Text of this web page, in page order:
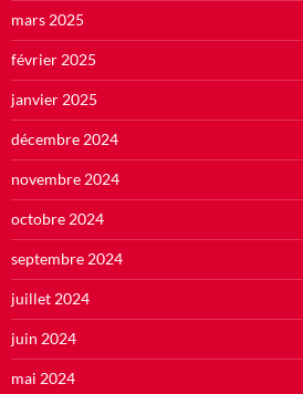
mars 2025
février 2025
janvier 2025
décembre 2024
novembre 2024
octobre 2024
septembre 2024
juillet 2024
juin 2024
mai 2024